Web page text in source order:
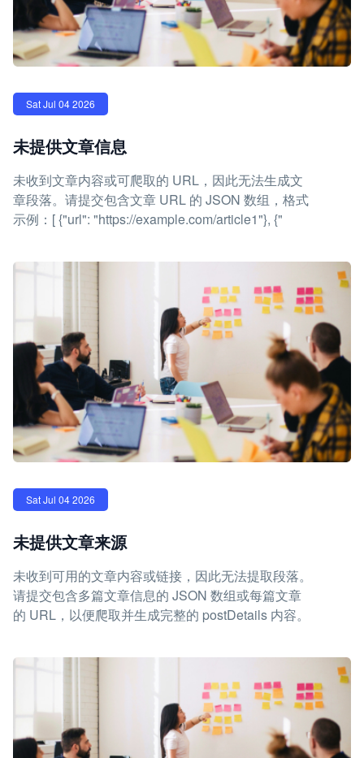
Sat Jul 04 2026
未提供文章信息
未收到文章内容或可爬取的 URL，因此无法生成文
章段落。请提交包含文章 URL 的 JSON 数组，格式
示例：[ {"url": "https://example.com/article1"}, {"
Sat Jul 04 2026
未提供文章来源
未收到可用的文章内容或链接，因此无法提取段落。
请提交包含多篇文章信息的 JSON 数组或每篇文章
的 URL，以便爬取并生成完整的 postDetails 内容。